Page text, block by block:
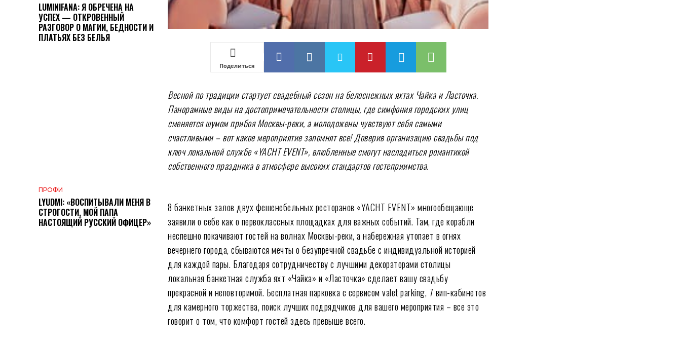
LUMINIFANA: Я ОБРЕЧЕНА НА
УСПЕХ — ОТКРОВЕННЫЙ
РАЗГОВОР О МАГИИ, БЕДНОСТИ И
ПЛАТЬЯХ БЕЗ БЕЛЬЯ
ПРОФИ
LYUDMI: «ВОСПИТЫВАЛИ МЕНЯ В
СТРОГОСТИ, МОЙ ПАПА
НАСТОЯЩИЙ РУССКИЙ ОФИЦЕР»
Поделиться
Весной по традиции стартует свадебный сезон на белоснежных яхтах Чайка и Ласточка.
Панорамные виды на достопримечательности столицы, где симфония городских улиц
сменяется шумом прибоя Москвы-реки, а молодожены чувствуют себя самыми
счастливыми – вот какое мероприятие запомнят все! Доверив организацию свадьбы под
ключ локальной службе «YACHT EVENT», влюбленные смогут насладиться романтикой
собственного праздника в атмосфере высоких стандартов гостеприимства.
8 банкетных залов двух фешенебельных ресторанов «YACHT EVENT» многообещающе
заявили о себе как о первоклассных площадках для важных событий. Там, где корабли
неспешно покачивают гостей на волнах Москвы-реки, а набережная утопает в огнях
вечернего города, сбываются мечты о безупречной свадьбе с индивидуальной историей
для каждой пары. Благодаря сотрудничеству с лучшими декораторами столицы
локальная банкетная служба яхт «Чайка» и «Ласточка» сделает вашу свадьбу
прекрасной и неповторимой. Бесплатная парковка с сервисом valet parking, 7 вип-кабинетов
для камерного торжества, поиск лучших подрядчиков для вашего мероприятия – все это
говорит о том, что комфорт гостей здесь превыше всего.